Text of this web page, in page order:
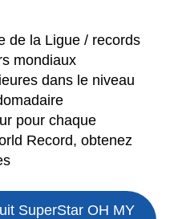
de la Ligue / records
mondiaux
dans le niveau
pour chaque
Record, obtenez
SuperStar OH MY